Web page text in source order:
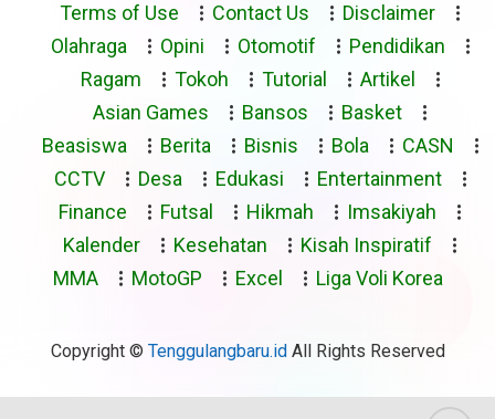
Terms of Use
Contact Us
Disclaimer
Olahraga
Opini Otomotif
Pendidikan
Ragam
Tokoh Tutorial
Artikel
Asian Games
Bansos
Basket
Beasiswa
Berita Bisnis Bola
CASN
CCTV
Desa Edukasi
Entertainment
Finance
Futsal Hikmah
Imsakiyah
Kalender
Kesehatan
Kisah Inspiratif
MMA
MotoGP Excel Liga Voli Korea
Copyright © Tenggulangbaru.idAll Rights Reserved